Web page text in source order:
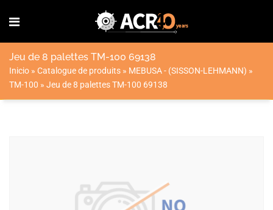
Jeu de 8 palettes TM-100 69138
Inicio » Catalogue de produits » MEBUSA - (SISSON-LEHMANN) »
TM-100 » Jeu de 8 palettes TM-100 69138